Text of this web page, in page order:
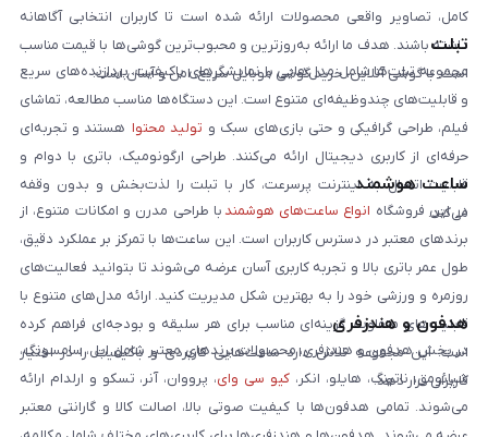
کامل، تصاویر واقعی محصولات ارائه شده است تا کاربران انتخابی آگاهانه
داشته باشند. هدف ما ارائه به‌روزترین و محبوب‌ترین گوشی‌ها با قیمت مناسب
است. با گوشی آنلاین، خرید گوشی موبایل سریع، امن و آسان است.
تبلت
مجموعه تبلت‌ها شامل مدل‌هایی با نمایشگرهای باکیفیت، پردازنده‌های سریع
و قابلیت‌های چندوظیفه‌ای متنوع است. این دستگاه‌ها مناسب مطالعه، تماشای
فیلم، طراحی گرافیکی و حتی بازی‌های سبک و تولید محتوا هستند و تجربه‌ای
حرفه‌ای از کاربری دیجیتال ارائه می‌کنند. طراحی ارگونومیک، باتری با دوام و
قابلیت اتصال به اینترنت پرسرعت، کار با تبلت را لذت‌بخش و بدون وقفه
می‌کند.
ساعت هوشمند
در این فروشگاه انواع ساعت‌های هوشمند با طراحی مدرن و امکانات متنوع، از
برندهای معتبر در دسترس کاربران است. این ساعت‌ها با تمرکز بر عملکرد دقیق،
طول عمر باتری بالا و تجربه کاربری آسان عرضه می‌شوند تا بتوانید فعالیت‌های
روزمره و ورزشی خود را به بهترین شکل مدیریت کنید. ارائه مدل‌های متنوع با
قابلیت‌های متفاوت، گزینه‌ای مناسب برای هر سلیقه و بودجه‌ای فراهم کرده
است. این مجموعه تلاش دارد ساعت‌هایی کاربردی و باکیفیت را در اختیار
کاربران قرار دهد.
هدفون و هندزفری
در بخش هدفون و هندزفری، محصولات برندهای معتبر شامل اپل، سامسونگ،
شیائومی، ناتینگ، هایلو، انکر، کیو سی وای، پرووان، آنر، تسکو و ارلدام ارائه
می‌شوند. تمامی هدفون‌ها با کیفیت صوتی بالا، اصالت کالا و گارانتی معتبر